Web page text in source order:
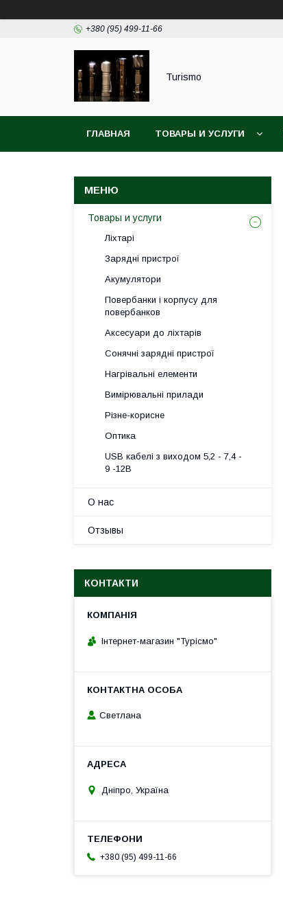
+380 (95) 499-11-66
Turismo
ГЛАВНАЯ ТОВАРЫ И УСЛУГИ
Товары и услуги
Ліхтарі
Зарядні пристрої
Акумулятори
Повербанки і корпусу для
повербанков
Аксесуари до ліхтарів
Сонячні зарядні пристрої
Нагрівальні елементи
Вимірювальні прилади
Різне-корисне
Оптика
USB кабелі з виходом 5,2 - 7,4 -
9 -12В
О нас
Отзывы
КОНТАКТИ
Інтернет-магазин "Турісмо"
Светлана
Дніпро, Україна
+380 (95) 499-11-66